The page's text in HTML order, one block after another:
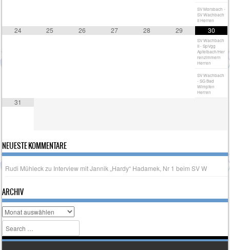
SV Morsbach -
SV Wachbach
II Herren
24 25 26 27 28 29 30
SV Wachbach
II - SpVgg
Apfelbach/Her
renzimmern
Herren
SV Wachbach
- SG Bad
Wimpfen
Herren
31
NEUESTE KOMMENTARE
Rudi Mühleck zu Interview mit Jannik „Hardy“ Hadamek, Nr 1 beim SV W
ARCHIV
Archiv
Search